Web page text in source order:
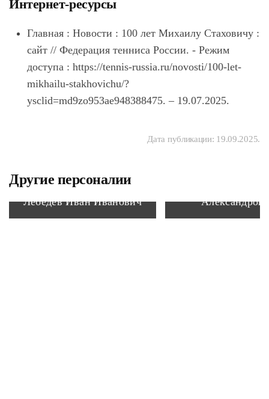
Интернет-ресурсы
Главная : Новости : 100 лет Михаилу Стаховичу :
сайт // Федерация тенниса России. - Режим
доступа : https://tennis-russia.ru/novosti/100-let-
mikhailu-stakhovichu/?
ysclid=md9zo953ae948388475. – 19.07.2025.
Дата публикации: 19.09.2025.
Другие персоналии
Лебедев Иван Иванович